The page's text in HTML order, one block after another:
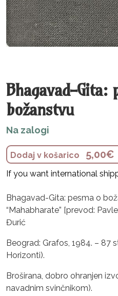
Bhagavad-Gita:
božanstvu
Na zalogi
Dodaj v košarico 5,00€
If you want international
Bhagavad-Gita: pesma o
“Mahabharate” [prevod:
Đurić
Beograd: Grafos, 1984. – 87
Horizonti).
Broširana, dobro ohranjen
navadnim svinčnikom).